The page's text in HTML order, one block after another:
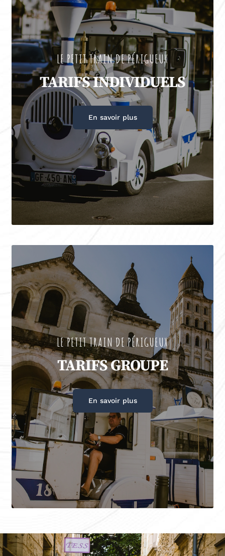
LE PETIT TRAIN DE PÉRIGUEUX
TARIFS INDIVIDUELS
En savoir plus
LE PETIT TRAIN DE PÉRIGUEUX
TARIFS GROUPE
En savoir plus